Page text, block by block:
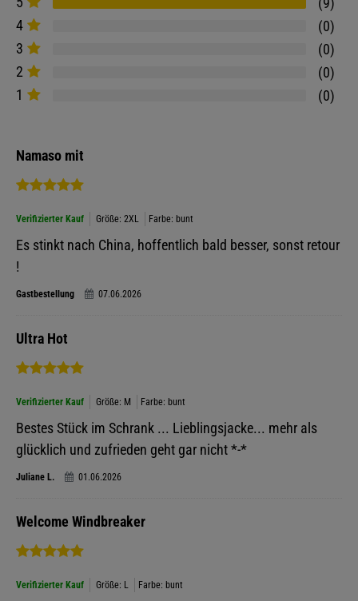
4
0
3
0
2
0
1
0
Namaso mit
Verifizierter Kauf Größe: 2XL Farbe: bunt
Es stinkt nach China, hoffentlich bald besser, sonst retour
!
Gastbestellung 07.06.2026
Ultra Hot
Verifizierter Kauf Größe: M Farbe: bunt
Bestes Stück im Schrank ... Lieblingsjacke... mehr als
glücklich und zufrieden geht gar nicht *-*
Juliane L. 01.06.2026
Welcome Windbreaker
Verifizierter Kauf Größe: L Farbe: bunt